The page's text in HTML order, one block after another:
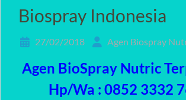
Biospray Indonesia
27/02/2018 Agen Biospray
Agen BioSpray Nutric
Hp/Wa : 0852 3332